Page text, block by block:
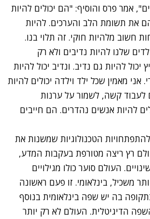
אמר פרס והוסיף: "הם יכולים להיות
את תשומת הלב והערכים. להיות
חשוב מלהיות חוקי. זה תלוי בנו.
שלנו להיות נדיבים ולא רק
להיות גם נדיב. ונדיב יכול להיות
אני מאמין שכל ילד וילדה יכולים להיות
לעבוד קשה, לשמור על ערנות
להיות אנשים נהדרים. הם חייבים
הטכנולוגיות שמשנות את
רץ ריצה מטורפת בעקבות המדע,
העולם סוער כולו מגילויים
משכיל, בינלאומי. זו פעם ראשונה
בה יש שפה בינלאומית בנוסף
הדיגיטלית. העולם לא רק יותר